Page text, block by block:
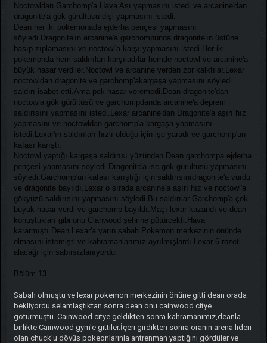
Noctowldan Garchomp'a Hava Ası yapmasını istedi ve arcanine'dan
dragonite'a gök gürültüsü dişi yapmasını istedi.
Dean her iki pokemonada ejderha pençesi yapmasını
söyledi.Dragonite'ın arcanine'a garchompunda dragonite'ın üstüne
basıp zıplamasını ve noctowl'a karşı yapmasını istedi.Her iki
pokemonda hem saldırıları karşıladılar hemde noctowl ve arcanine'a
büyük hasar verdiler.Noctowl ve arcanine yerden zor kalktılar.Lexar
noctowldan dragonite ve garchomp'akargaşa yapmasını söyledi
saldırı isabet etti.Ama pek hasar veremedi.Dean dragonite'dan
noctowla gök gürültüsü ve garchompdanda arcanine'a deprem
saldırısını yapmasını istedi.Lexar arcanine'dan Dragonite'a aşırı hız
yapmasını ve noctowldan garchomp'a kargaşa yapmasını
istedi.Lexar'ın saldırıları hızlı olduğu için işe yaradı ve garchomp'un
kafası karıştı.
Noctowl yaptığı kargaşa saldırısı yüzünden.Dean garchompa ejderha
pençesi yapmasını söyledi.Dragonite'a ise gök gürültüsü yapmasını
söyledi.Garchomp'un kafası karıştığı için saldırısınıdragonite'a vurdu
ve dragonite bayıldı.Lexar o sırada arcanine'a aşırı hız ve noctowl'a
gökyüzü saldırısını yapmasını söyledi.Bu saldırılar Garchomp'a çok
büyük hasar verdi ve garchomp bayıldı.Maçı lexar kazandı ve dean
konuştukları gibi onu Cianwood şehrine götürcekti.Hava
kararmıştı.Dean Lexar'a yarın sabah Pokemon merkezinin önünde
olmasını istemişti ve kahramanlarımız ayrılmışlardı.Lexar 6.rozeti
alacağı için sabırsızlanıyordu.
Bölüm 13
Sabah olmuştu ve lexar pokemon merkezinin önüne gitti dean orada
bekliyordu selamlaştıktan sonra dean onu cainwood citye
götürmüştü. Cainwood citye geldikten sonra kahramanımız,deanla
birlikte Cainwood gym'e gittiler.İçeri girdikten sonra oranın arena lideri
olan chuck'u dövüş pokeonlarınla antrenman yaptığını gördüler ve